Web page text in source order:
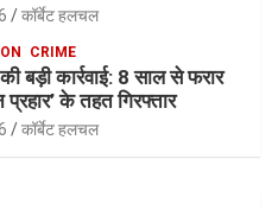
कॉर्बेट हलचल
CRIME
बड़ी कार्रवाई: 8 साल से फरार
के तहत गिरफ्तार
कॉर्बेट हलचल